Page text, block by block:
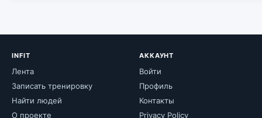
INFIT
Лента
Записать тренировку
Найти людей
О проекте
АККАУНТ
Войти
Профиль
Контакты
Privacy Policy